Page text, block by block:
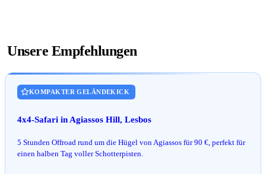
Unsere Empfehlungen
KOMPAKTER GELÄNDEKICK
4x4-Safari in Agiassos Hill, Lesbos
5 Stunden Offroad rund um die Hügel von Agiassos für 90 €, perfekt für
einen halben Tag voller Schotterpisten.